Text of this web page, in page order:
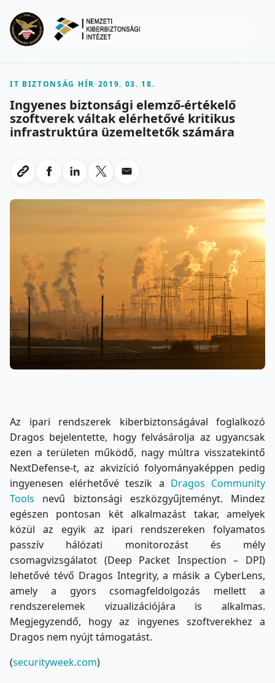
IT BIZTONSÁG HÍR-2019. 03. 18.
Ingyenes biztonsági elemző-értékelő
szoftverek váltak elérhetővé kritikus
infrastruktúra üzemeltetők számára
Link masolasa
Megosztas Facebookon
Megosztas LinkedInen
Megosztas X-en
Megosztas emailben
Az ipari rendszerek kiberbiztonságával foglalkozó
Dragos bejelentette, hogy felvásárolja az ugyancsak
ezen a területen működő, nagy múltra visszatekintő
NextDefense-t, az akvizíció folyományaképpen pedig
ingyenesen elérhetővé teszik a Dragos Community
Tools nevű biztonsági eszközgyűjteményt. Mindez
egészen pontosan két alkalmazást takar, amelyek
közül az egyik az ipari rendszereken folyamatos
passzív hálózati monitorozást és mély
csomagvizsgálatot (Deep Packet Inspection – DPI)
lehetővé tévő Dragos Integrity, a másik a CyberLens,
amely a gyors csomagfeldolgozás mellett a
rendszerelemek vizualizációjára is alkalmas.
Megjegyzendő, hogy az ingyenes szoftverekhez a
Dragos nem nyújt támogatást.
(securityweek.com)